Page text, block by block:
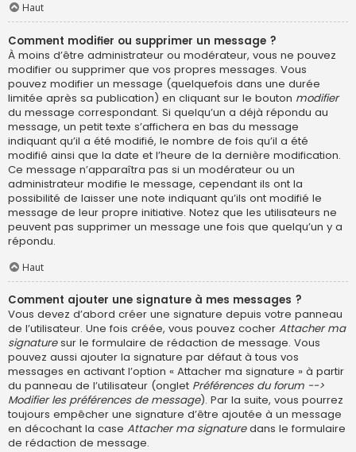
Haut
Comment modifier ou supprimer un message ?
À moins d’être administrateur ou modérateur, vous ne pouvez
modifier ou supprimer que vos propres messages. Vous
pouvez modifier un message (quelquefois dans une durée
limitée après sa publication) en cliquant sur le bouton modifier
du message correspondant. Si quelqu’un a déjà répondu au
message, un petit texte s’affichera en bas du message
indiquant qu’il a été modifié, le nombre de fois qu’il a été
modifié ainsi que la date et l’heure de la dernière modification.
Ce message n’apparaîtra pas si un modérateur ou un
administrateur modifie le message, cependant ils ont la
possibilité de laisser une note indiquant qu’ils ont modifié le
message de leur propre initiative. Notez que les utilisateurs ne
peuvent pas supprimer un message une fois que quelqu’un y a
répondu.
Haut
Comment ajouter une signature à mes messages ?
Vous devez d’abord créer une signature depuis votre panneau
de l’utilisateur. Une fois créée, vous pouvez cocher Attacher ma
signaturesur le formulaire de rédaction de message. Vous
pouvez aussi ajouter la signature par défaut à tous vos
messages en activant l’option « Attacher ma signature » à partir
du panneau de l’utilisateur (onglet Préférences du forum -->
Modifier les préférences de message). Par la suite, vous pourrez
toujours empêcher une signature d’être ajoutée à un message
en décochant la case Attacher ma signaturedans le formulaire
de rédaction de message.